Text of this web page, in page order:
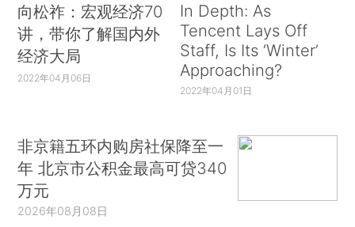
向松祚：宏观经济70
讲，带你了解国内外
经济大局
2022年04月06日
In Depth: As
Tencent Lays Off
Staff, Is Its ‘Winter’
Approaching?
2022年04月01日
非京籍五环内购房社保降至一
年 北京市公积金最高可贷340
万元
2026年08月08日